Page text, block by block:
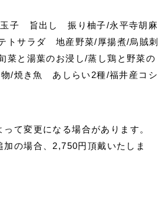
玉子 旨出し 振り柚子/永平寺胡麻
トサラダ 地産野菜/厚揚煮/烏賊刺
と湯葉のお浸し/蒸し鶏と野菜の
/焼き魚 あしらい2種/福井産コシ
て変更になる場合があります。
の場合、2,750円頂戴いたしま